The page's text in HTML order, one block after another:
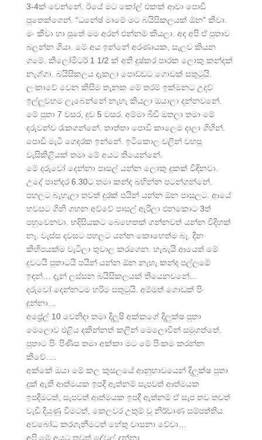
3-4ක් වෙන්නේ. ඊයේ මට කෝල් එකක් ආවා පොඩි
පුතෙක්ගෙන්. “ධනේෂ් මාමේ මට බයිසිකලයක් ඕන” කීවා.
මං කීවා හා පුතේ මම අරන් එන්නම් කියලා. අද අපි ඒ පුතාව
බලන්න ගියා. මේ අය ඉන්නේ අරණායක, සැලව කියන
ගමේ. කිලෝමීටර් 1 1/2 ක් අති දුෂ්කර පාරක ලොකු කන්දක්
නැග්ගා. බයිසිකලය දැකලා පොඩ්ඩට ගොඩක් සතුටුයි.
ලංකාවේ වෙන කිසිම තැනක මේ තරම් ඉක්මනට උදව්
ඉල්ලුවහම ලැබෙන්නේ නැහැ කියලා ඔයාලා දන්නවනේ.
මේ පුතා 7 වසර, දුව 5 වසර. අම්මා බීඩි ඔතලා තමා මේ
දරුවන්ව රැකගන්නේ. තාත්තා පොඩි කාලෙම දාලා ගිහින්.
පොඩි මැටි ගෙදරක ඉන්නේ. ඉටිකොල වලින් වහපු
වැසිකිළියක් තමා මේ අයට තියෙන්නේ.
මේ දරුවෝ දෙන්නා පාසල් යන්න ලොකු දුකක් විඳිනවා.
උදේ පාන්දර 6.30ට තමා කන්ද බහින්න පටන්ගන්නේ.
පහලට බැහැලා තවත් දුරක් පයින් යන්න ඕන පාසලට. ආයේ
හවසට ගිනි ගහන අව්වේ පාසල් ඇරිලා එනකොට 3ත්
පහුවෙනවා. හදිසියකට බෙහෙතක් ගන්නවත් යන්න විදිහක්
නෑ. වැස්ස දවසට පහලට යන්න කොහෙත්ම බෑ. දින
කිහිපයක්ම වැටිලා තුවාල කරගෙන. හැබැයි ආයෙත් මේ
දුවටයි පුතාටයි පයින් යන්න ඕන නැහැ කන්ද පල්ලමේ
ඉඳන්… දැන් ලස්සන බයිසිකලයක් තියෙනවනේ…
දරුවෝ දෙන්නටම හරිම සතුටුයි. අම්මත් ගොඩක් පිං
දුන්නා…
අප්‍රේල් 10 වෙනිදා තමා දිලූෂි අක්කගේ දිලුක්ෂ පුතා
මෙලොව එළිය දකින්නත් කලින් මෙලොවින් සමුගත්තේ.
පුතාට පිං පිණිස තමා අක්කා මට මේ පිංකම කරන්න
කීවේ….
අක්කේ ඔයා මේ කල කුසලයේ ආනුභාවයෙන් දිලුක්ෂ පුතා
දුක් ඇති ආත්මයක ඉපදී ඇත්නම් සැපවත් ආත්මයක
ඉපදීමටත්, සැපවත් ආත්මයක ඉපදී ඇත්නම් ඒ සැප තව තවත්
වැඩි දියුණු වීමටත්, කෙලවර උතුම් වූ නිර්වාණ සම්පත්තිය
අවබෝධ කරගැනීමටත් හේතු වාසනා වේවා…
අපි මේ අයට තවත් දේවල් දුන්නා….